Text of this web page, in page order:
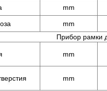
mm
mm
Прибор рамки
mm
mm